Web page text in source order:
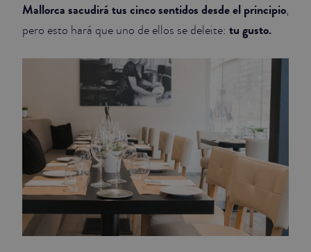
Mallorca sacudirá tus cinco sentidos desde el principio,
pero esto hará que uno de ellos se deleite: tu gusto.